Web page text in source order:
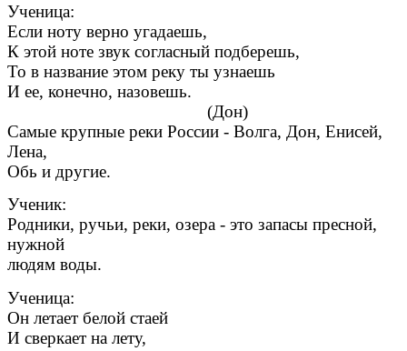
Ученица:
Если ноту верно угадаешь,
К этой ноте звук согласный подберешь,
То в название этом реку ты узнаешь
И ее, конечно, назовешь.
(Дон)
Самые крупные реки России - Волга, Дон, Енисей,
Лена,
Обь и другие.
Ученик:
Родники, ручьи, реки, озера - это запасы пресной,
нужной
людям воды.
Ученица:
Он летает белой стаей
И сверкает на лету,